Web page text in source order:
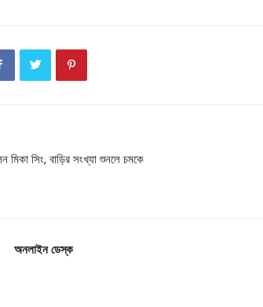
মিকা সিং, বাড়ির সংখ্যা শুনলে চমকে
অনলাইন ডেস্ক